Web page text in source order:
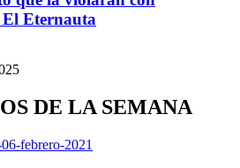
Eternauta
DE LA SEMANA